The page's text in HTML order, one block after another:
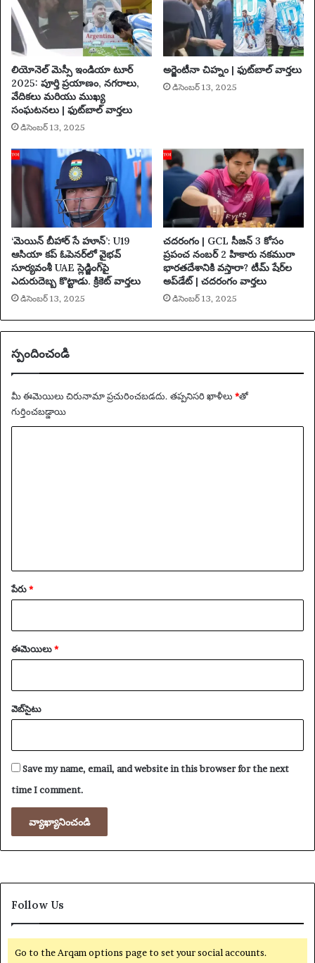
ట్టిం
గ్
ట్‌
లు
మ
రి
యు
ప్రో
మో
లు
$
1
లి
య
న్ల
మో
సం
నం
కు
దో
షి
గా
తే
U
S
లి
వి
జ
లియోనెల్ మెస్సీ ఇండియా టూర్
2025: పూర్తి ప్రయాణం, నగరాలు,
వేదికలు మరియు ముఖ్య
సంఘటనలు | ఫుట్‌బాల్ వార్తలు
డిసెంబర్ 13, 2025
అర్జెంటీనా చిహ్నం | ఫుట్‌బాల్ వార్తలు
డిసెంబర్ 13, 2025
‘మెయిన్ బీహార్ సే హూన్’: U19
ఆసియా కప్ ఓపెనర్‌లో వైభవ్
సూర్యవంశీ UAE స్లెడ్జింగ్‌పై
ఎదురుదెబ్బ కొట్టాడు. క్రికెట్ వార్తలు
డిసెంబర్ 13, 2025
చదరంగం | GCL సీజన్ 3 కోసం
ప్రపంచ నంబర్ 2 హికారు నకమురా
భారతదేశానికి వస్తారా? టీమ్ షేర్‌ల
అప్‌డేట్ | చదరంగం వార్తలు
డిసెంబర్ 13, 2025
స్పందించండి
మీ ఈమెయిలు చిరునామా ప్రచురించబడదు. తప్పనిసరి ఖాళీలు *‌తో
గుర్తించబడ్డాయి
పేరు*
ఈమెయిలు*
వెబ్‌సైటు
Save my name, email, and website in this browser for the next
time I comment.
Follow Us
Go to the Arqam options page to set your social accounts.